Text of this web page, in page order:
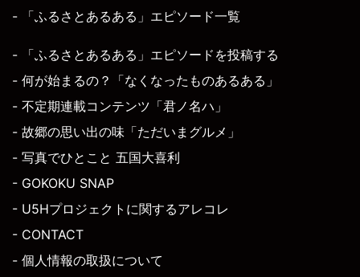
- 「ふるさとあるある」エピソード一覧
- 「ふるさとあるある」エピソードを投稿する
- 何が始まるの？「なくなったものあるある」
- 不定期連載コンテンツ「君ノ名ハ」
- 故郷の思い出の味「ただいまグルメ」
- 写真でひとこと 五国大喜利
- GOKOKU SNAP
- U5Hプロジェクトに関するアレコレ
- CONTACT
- 個人情報の取扱について